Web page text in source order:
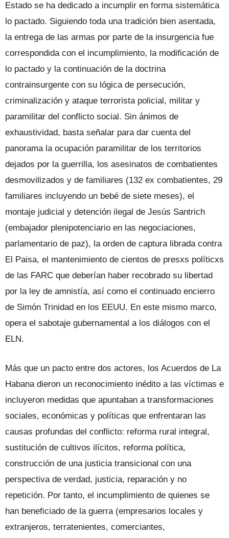
Estado se ha dedicado a incumplir en forma sistemática
lo pactado. Siguiendo toda una tradición bien asentada,
la entrega de las armas por parte de la insurgencia fue
correspondida con el incumplimiento, la modificación de
lo pactado y la continuación de la doctrina
contrainsurgente con su lógica de persecución,
criminalización y ataque terrorista policial, militar y
paramilitar del conflicto social. Sin ánimos de
exhaustividad, basta señalar para dar cuenta del
panorama la ocupación paramilitar de los territorios
dejados por la guerrilla, los asesinatos de combatientes
desmovilizados y de familiares (132 ex combatientes, 29
familiares incluyendo un bebé de siete meses), el
montaje judicial y detención ilegal de Jesús Santrich
(embajador plenipotenciario en las negociaciones,
parlamentario de paz), la orden de captura librada contra
El Paisa, el mantenimiento de cientos de presxs políticxs
de las FARC que deberían haber recobrado su libertad
por la ley de amnistía, así como el continuado encierro
de Simón Trinidad en los EEUU. En este mismo marco,
opera el sabotaje gubernamental a los diálogos con el
ELN.
Más que un pacto entre dos actores, los Acuerdos de La
Habana dieron un reconocimiento inédito a las víctimas e
incluyeron medidas que apuntaban a transformaciones
sociales, económicas y políticas que enfrentaran las
causas profundas del conflicto: reforma rural integral,
sustitución de cultivos ilícitos, reforma política,
construcción de una justicia transicional con una
perspectiva de verdad, justicia, reparación y no
repetición. Por tanto, el incumplimiento de quienes se
han beneficiado de la guerra (empresarios locales y
extranjeros, terratenientes, comerciantes,